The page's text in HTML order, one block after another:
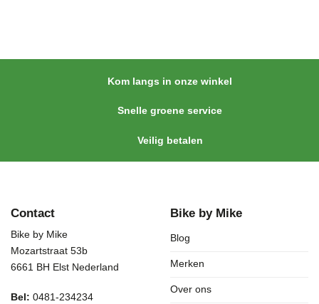
Kom langs in onze winkel
Snelle groene service
Veilig betalen
Contact
Bike by Mike
Mozartstraat 53b
6661 BH Elst Nederland
Bel: 0481-234234
Bike by Mike
Blog
Merken
Over ons